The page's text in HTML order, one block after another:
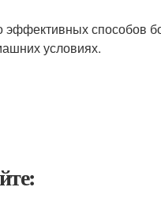
эффективных способов
условиях.